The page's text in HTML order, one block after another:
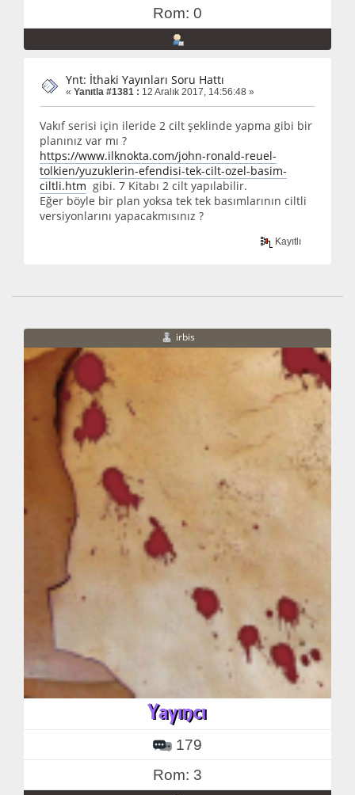
Rom: 0
Ynt: İthaki Yayınları Soru Hattı
« Yanıtla #1381 : 12 Aralık 2017, 14:56:48 »
Vakıf serisi için ileride 2 cilt şeklinde yapma gibi bir
planınız var mı ?
https://www.ilknokta.com/john-ronald-reuel-
tolkien/yuzuklerin-efendisi-tek-cilt-ozel-basim-
ciltli.htm gibi. 7 Kitabı 2 cilt yapılabilir.
Eğer böyle bir plan yoksa tek tek basımlarının ciltli
versiyonlarını yapacakmısınız ?
Kayıtlı
irbis
179
Rom: 3